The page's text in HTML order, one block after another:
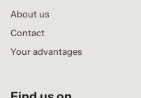
About us
Contact
Your advantages